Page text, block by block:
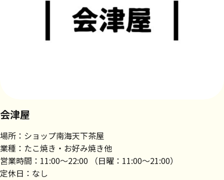
会津屋
場所：ショップ南海天下茶屋
業種：たこ焼き・お好み焼き他
営業時間：11:00～22:00 （日曜：11:00～21:00）
定休日：なし